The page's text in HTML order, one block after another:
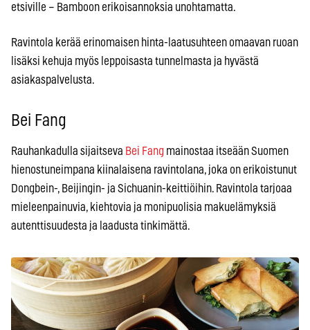
etsiville – Bamboon erikoisannoksia unohtamatta.
Ravintola kerää erinomaisen hinta-laatusuhteen omaavan ruoan
lisäksi kehuja myös leppoisasta tunnelmasta ja hyvästä
asiakaspalvelusta.
Bei Fang
Rauhankadulla sijaitseva Bei Fang mainostaa itseään Suomen
hienostuneimpana kiinalaisena ravintolana, joka on erikoistunut
Dongbein-, Beijingin- ja Sichuanin-keittiöihin. Ravintola tarjoaa
mieleenpainuvia, kiehtovia ja monipuolisia makuelämyksiä
autenttisuudesta ja laadusta tinkimättä.